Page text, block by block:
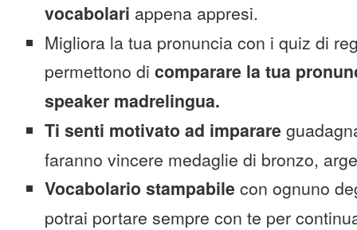
vocabolari appena appresi.
Migliora la tua pronuncia con i quiz di
permettono di comparare la tua
speaker madrelingua.
Ti senti motivato ad imparare
faranno vincere medaglie di bronzo,
Vocabolario stampabile con ognuno
potrai portare sempre con te per